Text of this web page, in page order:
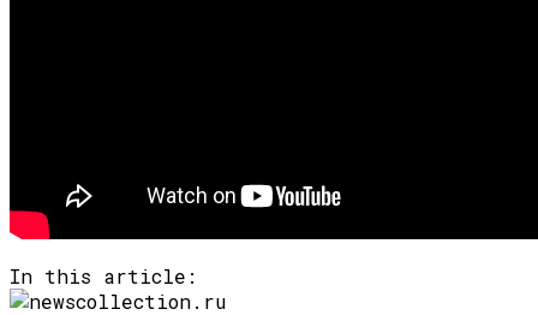
In this article: